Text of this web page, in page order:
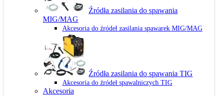
Źródła zasilania do spawania
MIG/MAG
Akcesoria do źródeł zasilania spawarek MIG/MAG
Źródła zasilania do spawania TIG
Akcesoria do źródeł spawalniczych TIG
Akcesoria